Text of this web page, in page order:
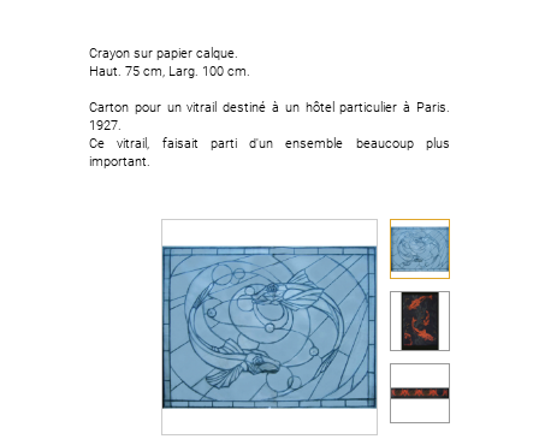
Crayon sur papier calque.
Haut. 75 cm, Larg. 100 cm.
Carton pour un vitrail destiné à un hôtel particulier à Paris.
1927.
Ce vitrail, faisait parti d'un ensemble beaucoup plus
important.